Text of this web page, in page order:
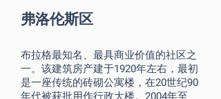
弗洛伦斯区
布拉格最知名、最具商业价值的社区之
一。该建筑房产建于1920年左右，最初
是一座传统的砖砌公寓楼，在20世纪90
年代被获批用作行政大楼。2004年至